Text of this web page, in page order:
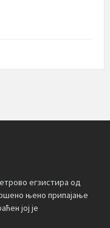
егзистира од
њено припајање
јој је